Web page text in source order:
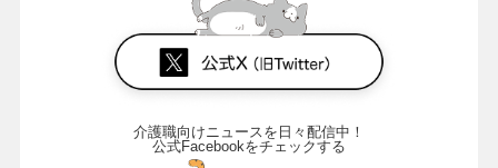
介護職向けニュースを日々配信中！
公式Facebookをチェックする